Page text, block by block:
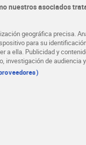
nuestros asociados
geográfica precisa.
para su
a ella. Publicidad y
investigación de audiencia